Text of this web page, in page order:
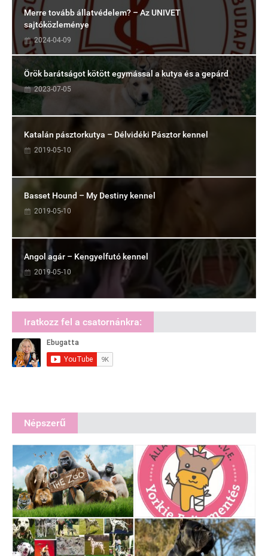
Merre tovább állatvédelem? – Az UNIVET
sajtóközleménye
2024-04-09
Örök barátságot kötött egymással a kutya és a gepárd
2023-07-05
Katalán pásztorkutya – Délvidéki Pásztor kennel
2019-05-10
Basset Hound – My Destiny kennel
2019-05-10
Angol agár – Kengyelfutó kennel
2019-05-10
Iratkozz fel a csatornánkra:
Népszerű